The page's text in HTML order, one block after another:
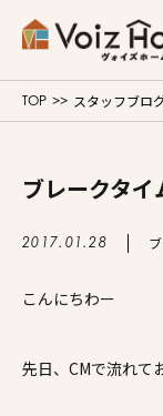
コーポレート
マンションサ
Voiz Homeの
商品ラインナ
TOP スタッフブロ
ブレークタイ
2017.01.28
こんにちわー
先日、CMで流れて